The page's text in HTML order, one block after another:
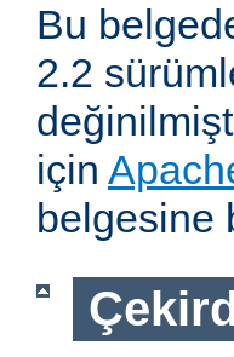
Bu
2.2
için
belgesine